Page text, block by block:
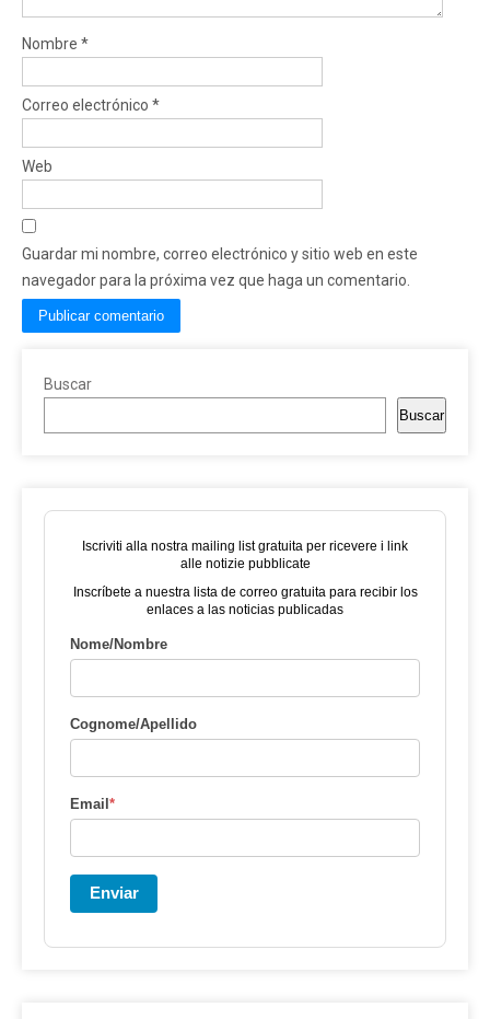
Nombre *
Correo electrónico *
Web
Guardar mi nombre, correo electrónico y sitio web en este
navegador para la próxima vez que haga un comentario.
Buscar
Buscar
Iscriviti alla nostra mailing list gratuita per ricevere i link
alle notizie pubblicate
Inscríbete a nuestra lista de correo gratuita para recibir los
enlaces a las noticias publicadas
Nome/Nombre
Cognome/Apellido
Email*
Enviar